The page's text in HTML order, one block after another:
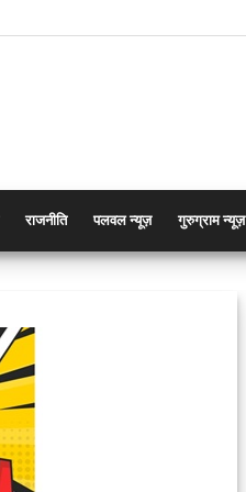
राजनीति पलवल न्यूज़ गुरुग्राम न्यूज़